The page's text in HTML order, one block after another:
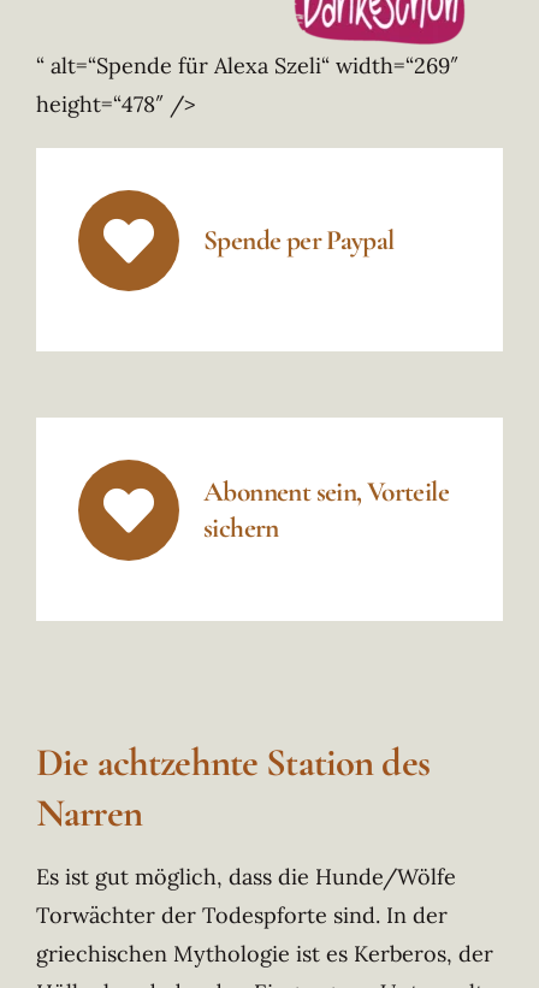
“ alt=“Spende für Alexa Szeli“ width=“269″
height=“478″ />
Spende per Paypal
Abonnent sein, Vorteile
sichern
Die achtzehnte Station des
Narren
Es ist gut möglich, dass die Hunde/Wölfe
Torwächter der Todespforte sind. In der
griechischen Mythologie ist es Kerberos, der